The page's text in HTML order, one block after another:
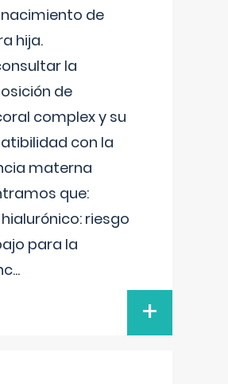
de
hija.
la
de
complex y su
con la
materna
que:
riesgo
para la
...
+